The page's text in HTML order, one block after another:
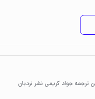
ترجمه جواد کریمی نشر نردبان